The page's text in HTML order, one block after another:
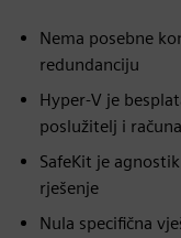
Nema posebne
redundanciju
Hyper-V je
poslužitelj i
SafeKit je
rješenje
Nula specifična